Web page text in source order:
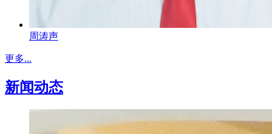
周涛声
更多...
新闻动态